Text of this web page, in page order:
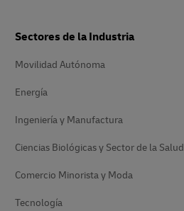
Sectores de la Industria
Movilidad Autónoma
Energía
Ingeniería y Manufactura
Ciencias Biológicas y Sector de la Salud
Comercio Minorista y Moda
Tecnología